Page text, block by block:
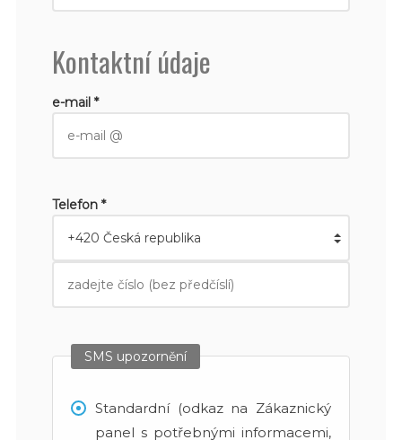
Kontaktní údaje
e-mail *
Telefon *
SMS upozornění
Standardní (odkaz na Zákaznický
panel s potřebnými informacemi,